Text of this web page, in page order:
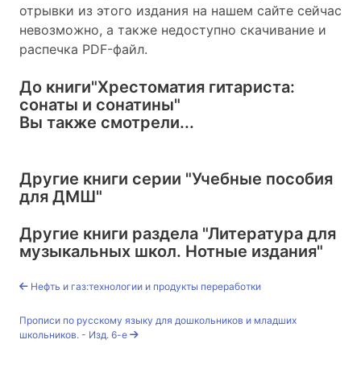
отрывки из этого издания на нашем сайте сейчас
невозможно, а также недоступно скачивание и
распечка PDF-файл.
До книги"Хрестоматия гитариста:
сонаты и сонатины"
Вы также смотрели...
Другие книги серии "Учебные пособия
для ДМШ"
Другие книги раздела "Литература для
музыкальных школ. Нотные издания"
Нефть и газ:технологии и продукты переработки
Прописи по русскому языку для дошкольников и младших
школьников. - Изд. 6-е